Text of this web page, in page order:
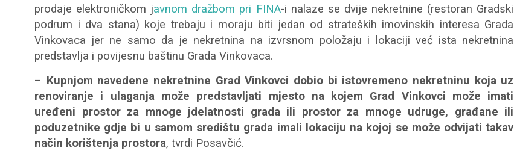
prodaje elektroničkom javnom dražbom pri FINA-i nalaze se dvije nekretnine (restoran Gradski
podrum i dva stana) koje trebaju i moraju biti jedan od strateških imovinskih interesa Grada
Vinkovaca jer ne samo da je nekretnina na izvrsnom položaju i lokaciji već ista nekretnina
predstavlja i povijesnu baštinu Grada Vinkovaca.
– Kupnjom navedene nekretnine Grad Vinkovci dobio bi istovremeno nekretninu koja uz
renoviranje i ulaganja može predstavljati mjesto na kojem Grad Vinkovci može imati
uređeni prostor za mnoge jdelatnosti grada ili prostor za mnoge udruge, građane ili
poduzetnike gdje bi u samom središtu grada imali lokaciju na kojoj se može odvijati takav
način korištenja prostora, tvrdi Posavčić.